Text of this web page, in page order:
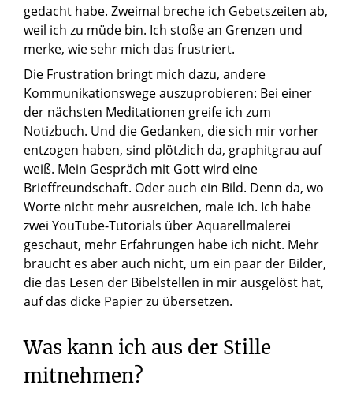
gedacht habe. Zweimal breche ich Gebetszeiten ab,
weil ich zu müde bin. Ich stoße an Grenzen und
merke, wie sehr mich das frustriert.
Die Frustration bringt mich dazu, andere
Kommunikationswege auszuprobieren: Bei einer
der nächsten Meditationen greife ich zum
Notizbuch. Und die Gedanken, die sich mir vorher
entzogen haben, sind plötzlich da, graphitgrau auf
weiß. Mein Gespräch mit Gott wird eine
Brieffreundschaft. Oder auch ein Bild. Denn da, wo
Worte nicht mehr ausreichen, male ich. Ich habe
zwei YouTube-Tutorials über Aquarellmalerei
geschaut, mehr Erfahrungen habe ich nicht. Mehr
braucht es aber auch nicht, um ein paar der Bilder,
die das Lesen der Bibelstellen in mir ausgelöst hat,
auf das dicke Papier zu übersetzen.
Was kann ich aus der Stille
mitnehmen?